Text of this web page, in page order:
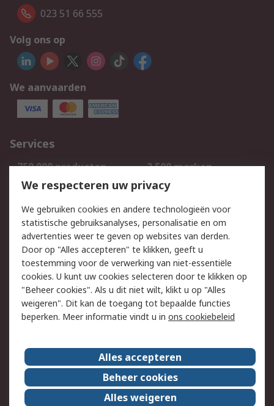
023 51 66 555
Volg ons op
We aanvaarden
Services
750.000 producten
2.500 merken
Bestellen
Inkoopoplossingen
Track & Trace
Wettelijk
Cookiebeleid
Email veiligheid
Privacybeleid
Websitevoorwaarden
Algemene
verkoopvoorwaarden
Over RS
RS Group
Over ons
RS wereldwijd
Werken bij RS
We respecteren uw privacy
We gebruiken cookies en andere technologieën voor
statistische gebruiksanalyses, personalisatie en om
advertenties weer te geven op websites van derden.
Door op "Alles accepteren" te klikken, geeft u
toestemming voor de verwerking van niet-essentiële
cookies. U kunt uw cookies selecteren door te klikken op
"Beheer cookies". Als u dit niet wilt, klikt u op "Alles
weigeren". Dit kan de toegang tot bepaalde functies
beperken. Meer informatie vindt u in ons cookiebeleid
Alles accepteren
Beheer cookies
Alles weigeren